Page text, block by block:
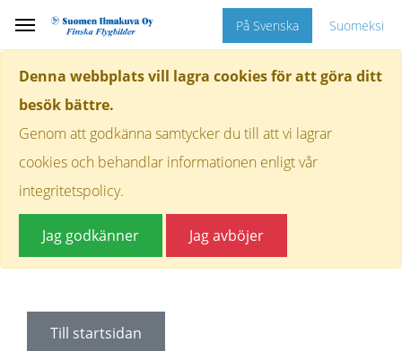
Denna webbplats vill lagra cookies för att göra ditt
besök bättre.
Genom att godkänna samtycker du till att vi lagrar
cookies och behandlar informationen enligt vår
integritetspolicy.
Jag godkänner Jag avböjer
På Svenska Suomeksi
Till startsidan